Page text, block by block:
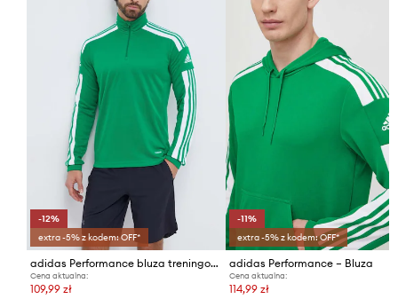
-12%
extra -5% z kodem: OFF*
adidas Performance bluza treningowa Squadra 21
Cena aktualna:
109,99 zł
-11%
extra -5% z kodem: OFF*
adidas Performance – Bluza
Cena aktualna:
114,99 zł